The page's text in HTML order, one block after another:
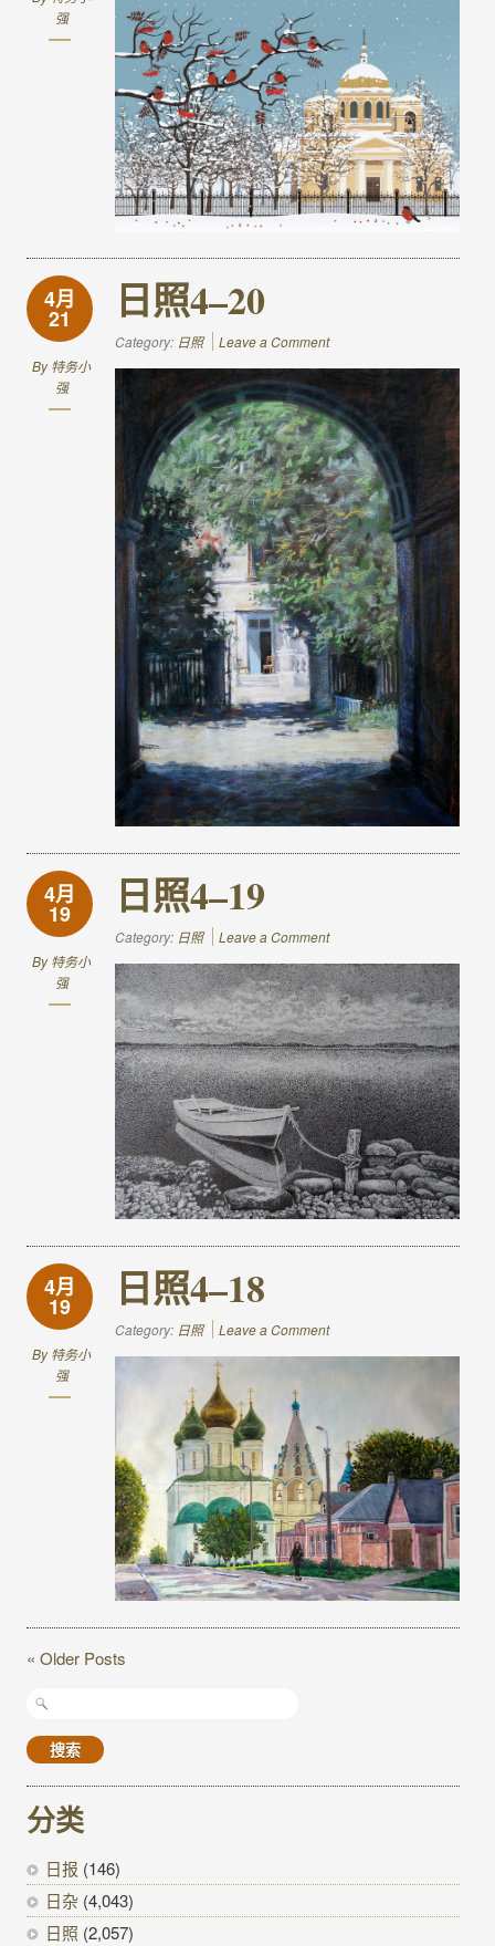
强
4月
21
By特务小
强
日照4–20
Category: 日照 Leave a Comment
4月
19
By特务小
强
日照4–19
Category: 日照 Leave a Comment
4月
19
By特务小
强
日照4–18
Category: 日照 Leave a Comment
« Older Posts
搜
分类
日报 (146)
日杂 (4,043)
日照 (2,057)